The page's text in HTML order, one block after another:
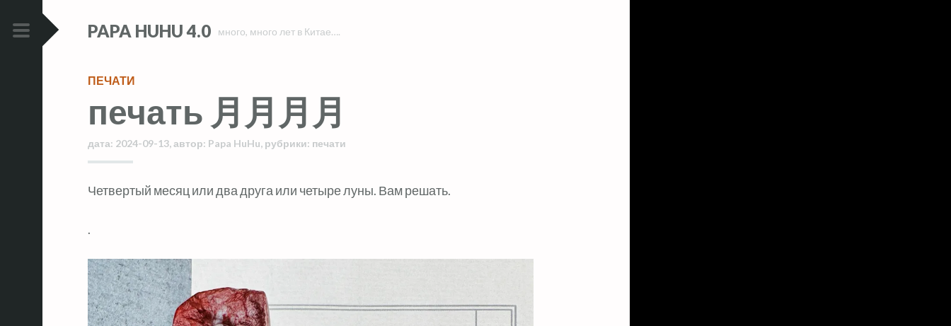
PRIMARY
PAPA HUHU 4.0 много, много лет в Китае….
ПЕЧАТИ
печать 月月月月
дата: 2024-09-13,автор: Papa HuHu, рубрики: печати
Четвертый месяц или два друга или четыре луны. Вам решать.
.